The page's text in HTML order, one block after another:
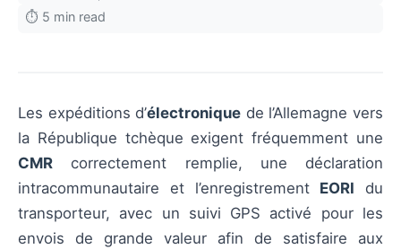
⏱️ 5 min read
Les expéditions d’électronique de l’Allemagne vers
la République tchèque exigent fréquemment une
CMR correctement remplie, une déclaration
intracommunautaire et l’enregistrement EORI du
transporteur, avec un suivi GPS activé pour les
envois de grande valeur afin de satisfaire aux